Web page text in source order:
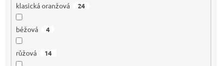
klasická oranžová 24
béžová 4
růžová 14